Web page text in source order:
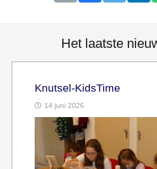
Het laatste
Knutsel-KidsTime
14 juni 2026